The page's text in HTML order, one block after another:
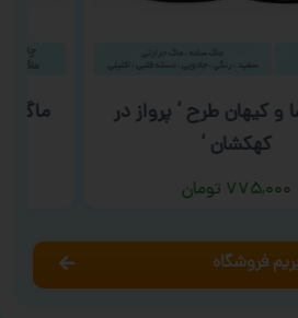
کیهان طرح ‘ پرواز در
کهکشان ‘
۷۷۵,۰۰۰تومان
ماگ
فروشگاه